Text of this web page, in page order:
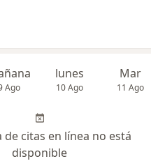
Ago
lunes
10 Ago
Mar
11 Ago
de citas en línea no está
disponible